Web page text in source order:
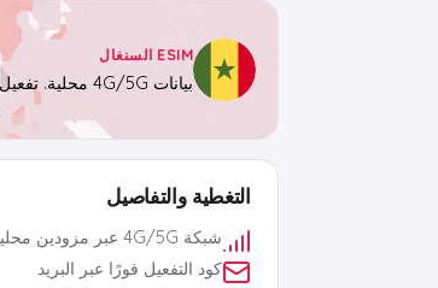
ESIM السنغال
بيانات 4G/5G محلية. تفعيل فوري، بدون شريحة فعلية.
التغطية والتفاصيل
شبكة 4G/5G عبر مزودين محليين
كود التفعيل فورًا عبر البريد